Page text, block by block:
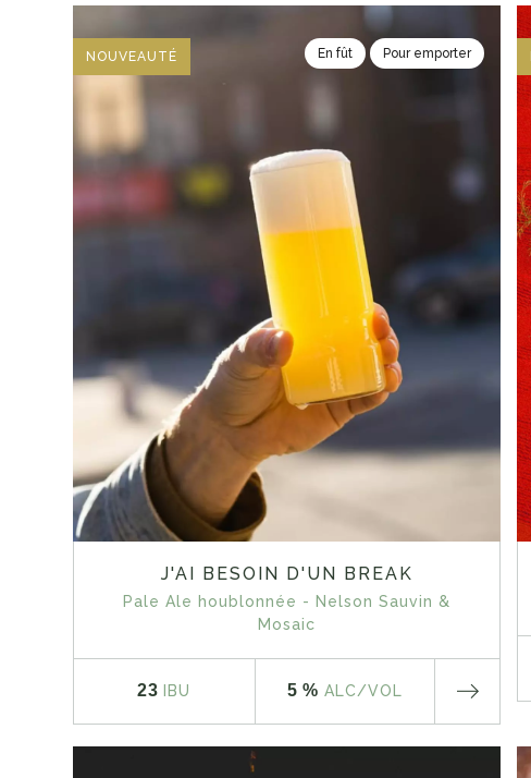
NOUVEAUTÉ En fût Pour emporter
J'AI BESOIN D'UN BREAK
Pale Ale houblonnée - Nelson Sauvin &
Mosaic
23 IBU 5 % ALC/VOL